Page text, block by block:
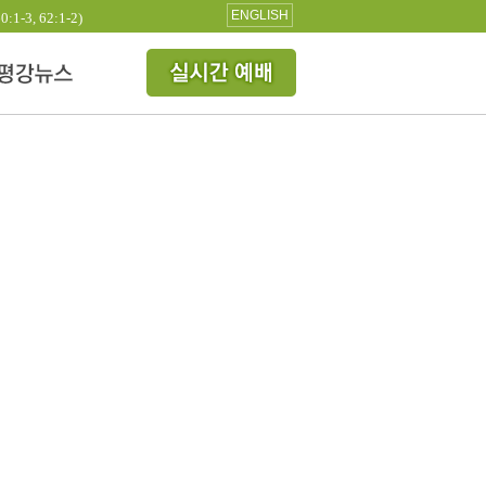
3, 62:1-2) ENGLISH